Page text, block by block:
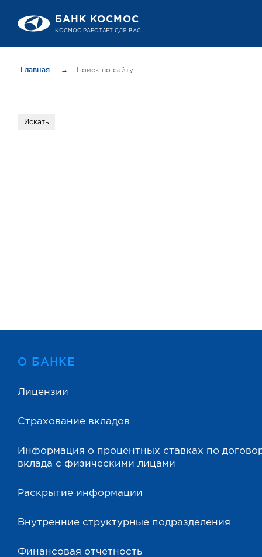
БАНК КОСМОС
Главная → Поиск по сайту
О БАНКЕ
Лицензии
Страхование вкладов
Информация о процентных ставках по
вклада с физическими лицами
Раскрытие информации
Внутренние структурные подразделения
Финансовая отчетность